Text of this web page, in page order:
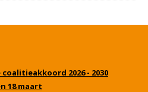
2026 - 2030
18 maart